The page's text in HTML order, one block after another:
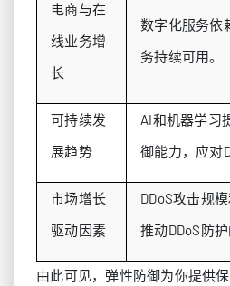
电商与在
线业务增
长
数字化服务依
务持续可用。
可持续发
展趋势
AI和机器学习
御能力，应对
市场增长
驱动因素
DDoS攻击规
推动DDoS防
由此可见，弹性防御为你提供